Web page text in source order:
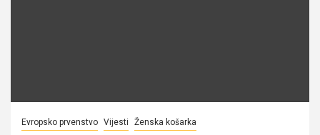
Evropsko prvenstvo Vijesti Ženska košarka